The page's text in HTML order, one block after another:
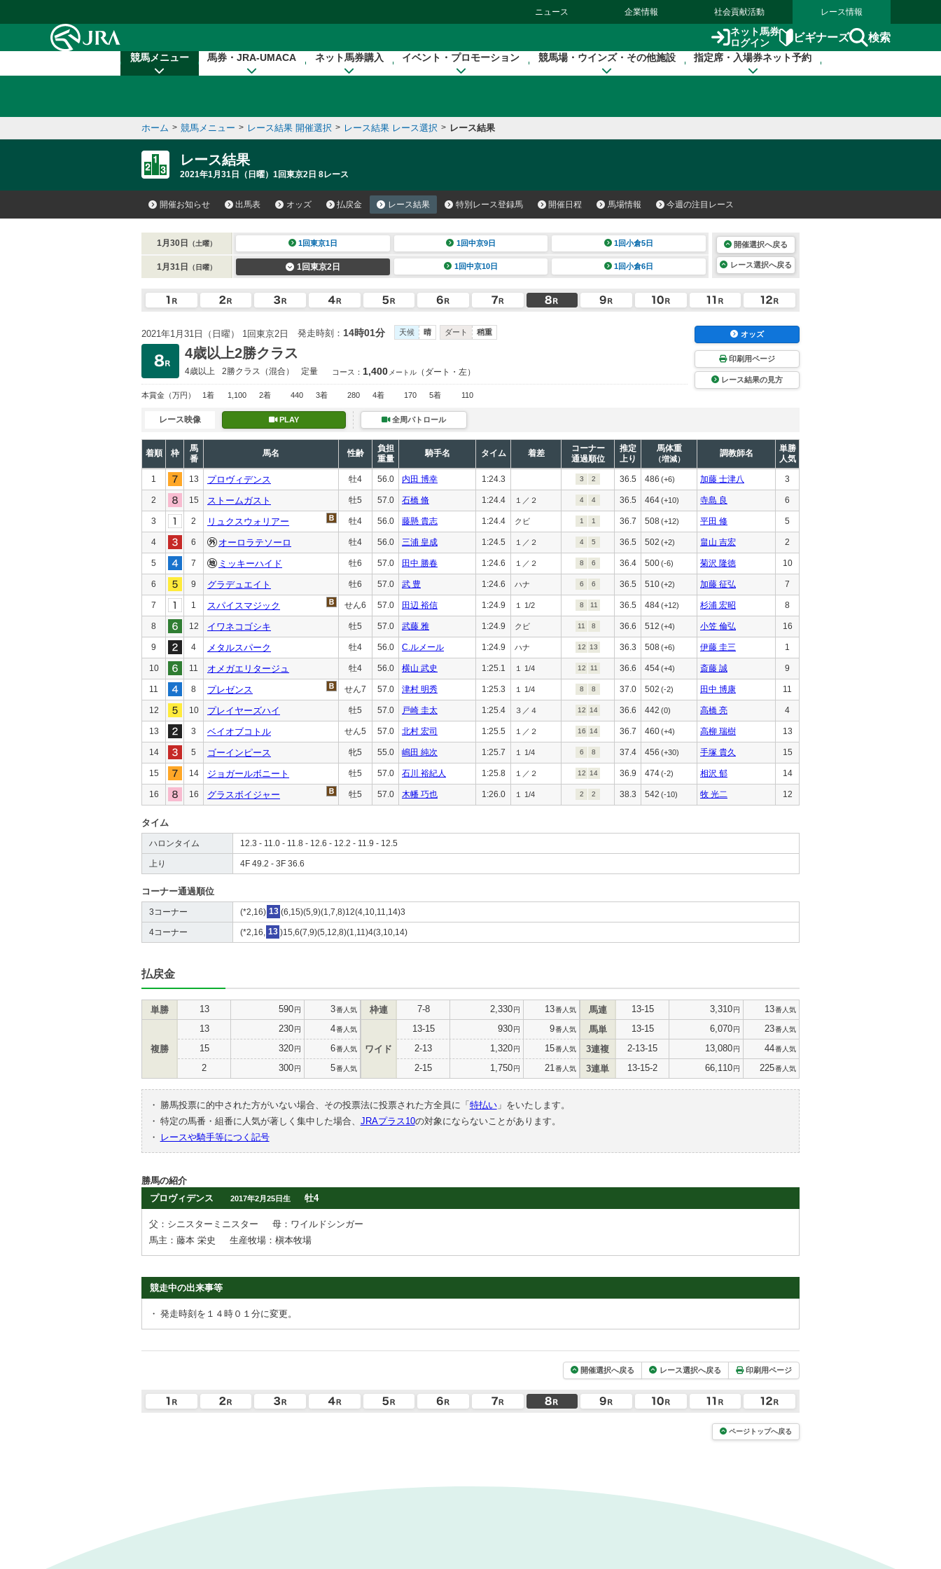
ニュース 企業情報 社会貢献活動 レース情報
ネット馬券
ログイン
ビギナーズ 検索
競馬メニュー 馬券・JRA-UMACA ネット馬券購入 イベント・プロモーション 競馬場・ウインズ・その他施設 指定席・入場券ネット予約
ホーム > 競馬メニュー > レース結果 開催選択 > レース結果 レース選択 > レース結果
レース結果
2021年1月31日（日曜）1回東京2日 8レース
開催お知らせ 出馬表 オッズ 払戻金 レース結果 特別レース登録馬 開催日程 馬場情報 今週の注目レース
1月30日 （土曜） 1回東京1日 1回中京9日 1回小倉5日
1月31日 （日曜） 1回東京2日 1回中京10日 1回小倉6日
開催選択へ戻る
レース選択へ戻る
2021年1月31日（日曜） 1回東京2日 発走時刻： 14時01分 天候 晴 ダート 稍重
4歳以上2勝クラス
4歳以上 2勝クラス （混合） 定量 コース： 1,400 メートル （ダート・左）
本賞金 （万円） 1着 1,100 2着 440 3着 280 4着 170 5着 110
オッズ
印刷用ページ
レース結果の見方
レース映像 PLAY 全周パトロール
着順 枠
馬
番
馬名 性齢
負担
重量
騎手名 タイム 着差
コーナー
通過順位
推定
上り
馬体重
（増減）
調教師名
単勝
人気
1 13 プロヴィデンス 牡4 56.0 内田 博幸 1:24.3 3 2 36.5 486 (+6) 加藤 士津八 3
2 15 ストームガスト 牡5 57.0 石橋 脩 1:24.4 １／２ 4 4 36.5 464(+10) 寺島 良 6
3 2 リュクスウォリアー 牡4 56.0 藤懸 貴志 1:24.4 クビ 1 1 36.7 508(+12) 平田 修 5
4 6 オーロラテソーロ 牡4 56.0 三浦 皇成 1:24.5 １／２ 4 5 36.5 502 (+2) 畠山 吉宏 2
5 7 ミッキーハイド 牡6 57.0 田中 勝春 1:24.6 １／２ 8 6 36.4 500(-6) 菊沢 隆徳 10
6 9 グラデュエイト 牡6 57.0 武 豊 1:24.6 ハナ 6 6 36.5 510(+2) 加藤 征弘 7
7 1 スパイスマジック せん6 57.0 田辺 裕信 1:24.9 １ 1/2 8 11 36.5 484(+12) 杉浦 宏昭 8
8 12 イワネコゴシキ 牡5 57.0 武藤 雅 1:24.9 クビ 11 8 36.6 512 (+4) 小笠 倫弘 16
9 4 メタルスパーク 牡4 56.0 C.ルメール 1:24.9 ハナ 12 13 36.3 508(+6) 伊藤 圭三 1
10 11 オメガエリタージュ 牡4 56.0 横山 武史 1:25.1 １ 1/4 12 11 36.6 454(+4) 斎藤 誠 9
11 8 プレゼンス せん7 57.0 津村 明秀 1:25.3 １ 1/4 8 8 37.0 502 (-2) 田中 博康 11
12 10 プレイヤーズハイ 牡5 57.0 戸崎 圭太 1:25.4 ３／４ 12 14 36.6 442 (0) 高橋 亮 4
13 3 ベイオブコトル せん5 57.0 北村 宏司 1:25.5 １／２ 16 14 36.7 460(+4) 高柳 瑞樹 13
14 5 ゴーインピース 牝5 55.0 嶋田 純次 1:25.7 １ 1/4 6 8 37.4 456 (+30) 手塚 貴久 15
15 14 ジョガールボニート 牡5 57.0 石川 裕紀人 1:25.8 １／２ 12 14 36.9 474(-2) 相沢 郁 14
16 16 グラスボイジャー 牡5 57.0 木幡 巧也 1:26.0 １ 1/4 2 2 38.3 542 (-10) 牧 光二 12
タイム
ハロンタイム 12.3 - 11.0 - 11.8 - 12.6 - 12.2 - 11.9 - 12.5
上り 4F 49.2 - 3F 36.6
コーナー通過順位
3コーナー (*2,16) 13 (6,15)(5,9)(1,7,8)12(4,10,11,14)3
4コーナー (*2,16, 13 )15,6(7,9)(5,12,8)(1,11)4(3,10,14)
払戻金
単勝 13 590円 3番人気
複勝
13 230円 4番人気
15 320円 6番人気
2 300円 5番人気
枠連 7-8 2,330円 13番人気
ワイド
13-15 930円 9番人気
2-13 1,320円 15番人気
2-15 1,750円 21 番人気
馬連 13-15 3,310円 13番人気
馬単 13-15 6,070円 23番人気
3連複 2-13-15 13,080円 44番人気
3連単 13-15-2 66,110円 225番人気
・ 勝馬投票に的中された方がいない場合、その投票法に投票された方全員に「 特払い」をいたします。
・ 特定の馬番・組番に人気が著しく集中した場合、 JRAプラス10の対象にならないことがあります。
・
レースや騎手等につく記号
勝馬の紹介
プロヴィデンス
2017年2月25日生 牡4
父：シニスターミニスター
母：ワイルドシンガー
馬主：藤本 栄史
生産牧場：槇本牧場
競走中の出来事等
・ 発走時刻を１４時０１分に変更。
開催選択へ戻る レース選択へ戻る 印刷用ページ
ページトップへ戻る